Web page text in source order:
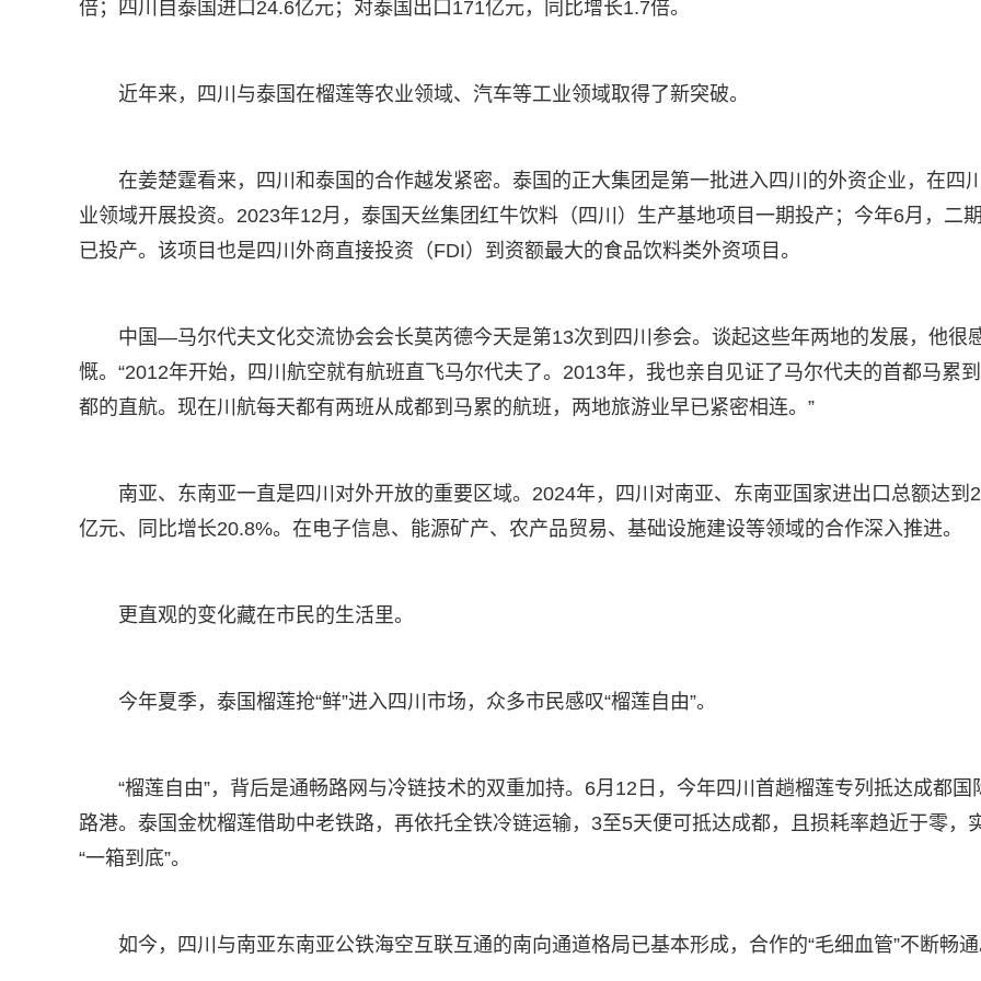
倍；四川自泰国进口24.6亿元；对泰国出口171亿元，同比增长1.7倍。
近年来，四川与泰国在榴莲等农业领域、汽车等工业领域取得了新突破。
在姜楚霆看来，四川和泰国的合作越发紧密。泰国的正大集团是第一批进入四川的外资企业，在四
业领域开展投资。2023年12月，泰国天丝集团红牛饮料（四川）生产基地项目一期投产；今年6月，二
已投产。该项目也是四川外商直接投资（FDI）到资额最大的食品饮料类外资项目。
中国—马尔代夫文化交流协会会长莫芮德今天是第13次到四川参会。谈起这些年两地的发展，他很
慨。“2012年开始，四川航空就有航班直飞马尔代夫了。2013年，我也亲自见证了马尔代夫的首都马累
都的直航。现在川航每天都有两班从成都到马累的航班，两地旅游业早已紧密相连。”
南亚、东南亚一直是四川对外开放的重要区域。2024年，四川对南亚、东南亚国家进出口总额达到
亿元、同比增长20.8%。在电子信息、能源矿产、农产品贸易、基础设施建设等领域的合作深入推进。
更直观的变化藏在市民的生活里。
今年夏季，泰国榴莲抢“鲜”进入四川市场，众多市民感叹“榴莲自由”。
“榴莲自由”，背后是通畅路网与冷链技术的双重加持。6月12日，今年四川首趟榴莲专列抵达成都国
路港。泰国金枕榴莲借助中老铁路，再依托全铁冷链运输，3至5天便可抵达成都，且损耗率趋近于零，
“一箱到底”。
如今，四川与南亚东南亚公铁海空互联互通的南向通道格局已基本形成，合作的“毛细血管”不断畅通